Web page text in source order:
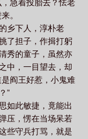
急着投胎去？怯老
。
乡下人，淳朴老
了担子，作揖打躬
秀的童子，虽然亦
中，一目望去，却
阎王好惹，小鬼难
”
如此敏捷，竟能出
压，愣在当场呆若
些守兵打骂，就是